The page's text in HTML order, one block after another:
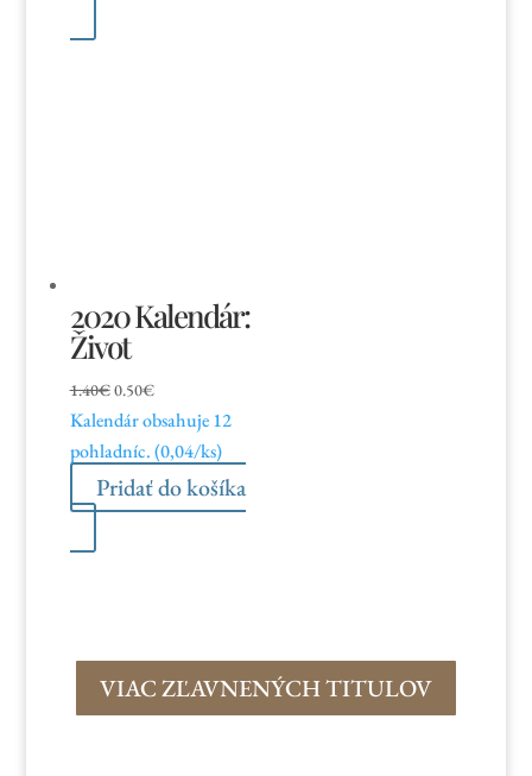
2020 Kalendár:
Život
1.40€Pôvodná
cena
bola:
1.40€.
0.50€Aktuálna
cena
je:
0.50€.
Kalendár obsahuje 12
pohladníc. (0,04/ks)
Pridať do košíka
VIAC ZĽAVNENÝCH TITULOV